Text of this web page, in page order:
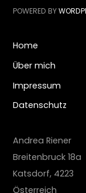
POWERED BY
Home
Über mich
Impressum
Datenschutz
Andrea Riener
Breitenbruck 18a
Katsdorf, 4223
Österreich